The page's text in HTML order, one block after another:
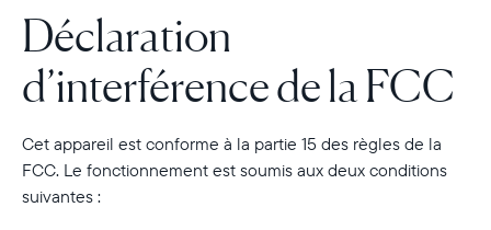
Déclaration
d’interférence de la FCC
Cet appareil est conforme à la partie 15 des règles de la
FCC. Le fonctionnement est soumis aux deux conditions
suivantes :